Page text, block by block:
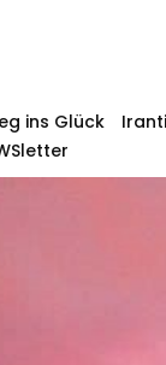
ins Glück